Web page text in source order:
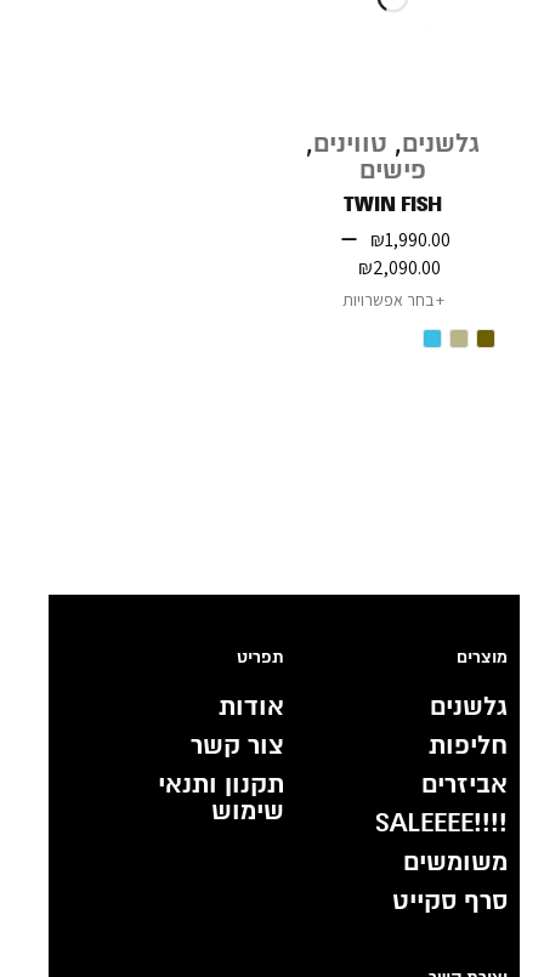
גלשנים, טווינים,
פישים
TWIN FISH
₪1,990.00
–
₪2,090.00
בחר אפשרויות
מוצרים
גלשנים
חליפות
אביזרים
!!!!SALEEEE
משומשים
סרף סקייט
תפריט
אודות
צור קשר
תקנון ותנאי
שימוש